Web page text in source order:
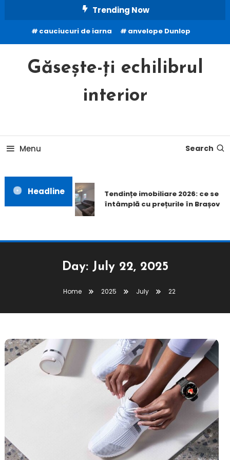
Content
Trending Now
cauciucuri de iarna anvelope Dunlop
Găsește-ți echilibrul
interior
Menu Search
Headline
Tendințe imobiliare 2026: ce se
întâmplă cu prețurile în Brașov
Day: July 22, 2025
Home 2025 July 22